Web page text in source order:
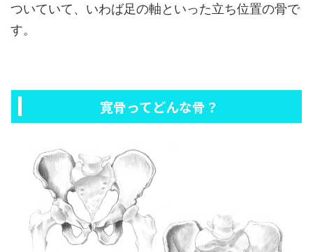
ついていて、いわば足の軸といった立ち位置の骨で
す。
寛骨ってどんな骨？